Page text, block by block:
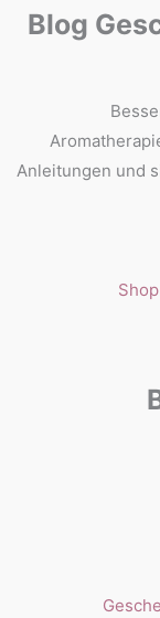
Blog
Anleitungen und